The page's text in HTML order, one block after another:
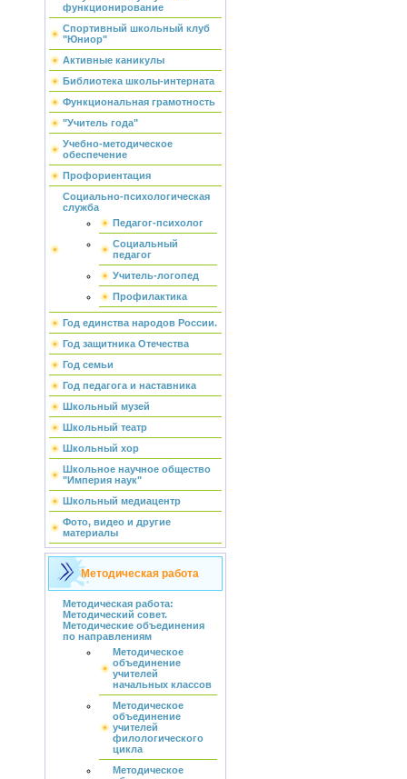
функционирование
Спортивный школьный клуб
"Юниор"
Активные каникулы
Библиотека школы-интерната
Функциональная грамотность
"Учитель года"
Учебно-методическое
обеспечение
Профориентация
Социально-психологическая
служба
Педагог-психолог
Социальный
педагог
Учитель-логопед
Профилактика
Год единства народов России.
Год защитника Отечества
Год семьи
Год педагога и наставника
Школьный музей
Школьный театр
Школьный хор
Школьное научное общество
"Империя наук"
Школьный медиацентр
Фото, видео и другие
материалы
Методическая работа
Методическая работа:
Методический совет.
Методические объединения
по направлениям
Методическое
объединение
учителей
начальных классов
Методическое
объединение
учителей
филологического
цикла
Методическое